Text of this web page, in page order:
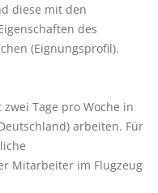
diese mit den
des
(Eignungsprofil).
Tage pro Woche in
arbeiten. Für
Mitarbeiter im Flugzeug